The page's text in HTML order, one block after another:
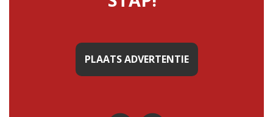
PLAATS ADVERTENTIE